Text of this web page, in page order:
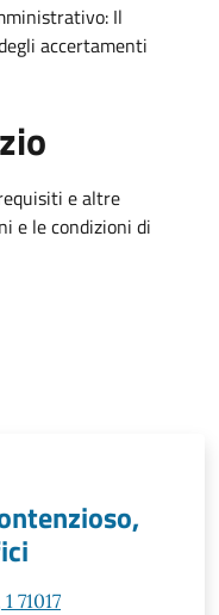
Il
accertamenti
e altre
e le condizioni di
71017